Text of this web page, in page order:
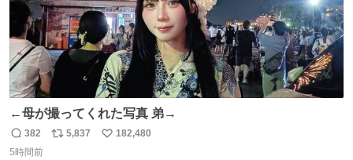
←母が撮ってくれた写真 弟→
返
信
382
リ
5,837
い
182,480
5時間前